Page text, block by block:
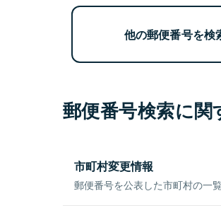
他の郵便番号を検
郵便番号検索に関
市町村変更情報
郵便番号を公表した市町村の一